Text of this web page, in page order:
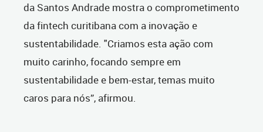
da Santos Andrade mostra o comprometimento
da fintech curitibana com a inovação e
sustentabilidade. "Criamos esta ação com
muito carinho, focando sempre em
sustentabilidade e bem-estar, temas muito
caros para nós”, afirmou.